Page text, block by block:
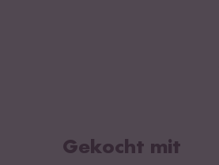
Gekocht mit